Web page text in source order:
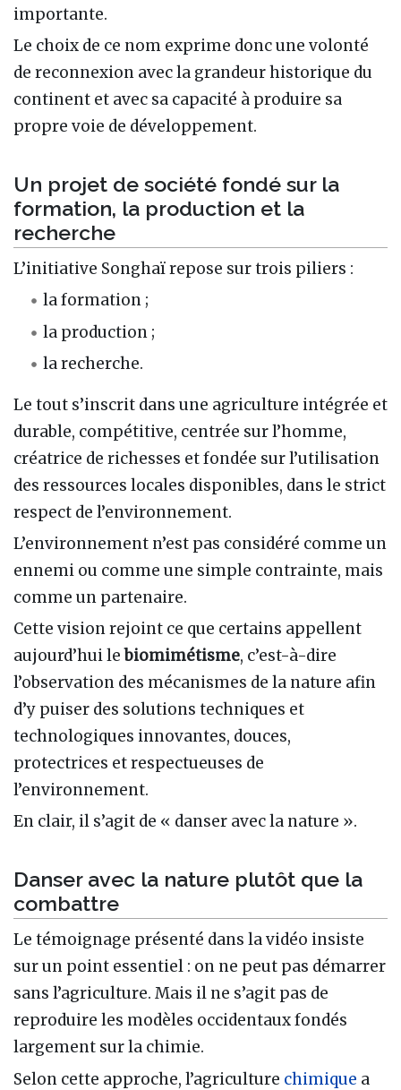
importante.
Le choix de ce nom exprime donc une volonté
de reconnexion avec la grandeur historique du
continent et avec sa capacité à produire sa
propre voie de développement.
Un projet de société fondé sur la
formation, la production et la
recherche
L’initiative Songhaï repose sur trois piliers :
la formation ;
la production ;
la recherche.
Le tout s’inscrit dans une agriculture intégrée et
durable, compétitive, centrée sur l’homme,
créatrice de richesses et fondée sur l’utilisation
des ressources locales disponibles, dans le strict
respect de l’environnement.
L’environnement n’est pas considéré comme un
ennemi ou comme une simple contrainte, mais
comme un partenaire.
Cette vision rejoint ce que certains appellent
aujourd’hui lebiomimétisme, c’est-à-dire
l’observation des mécanismes de la nature afin
d’y puiser des solutions techniques et
technologiques innovantes, douces,
protectrices et respectueuses de
l’environnement.
En clair, il s’agit de « danser avec la nature ».
Danser avec la nature plutôt que la
combattre
Le témoignage présenté dans la vidéo insiste
sur un point essentiel : on ne peut pas démarrer
sans l’agriculture. Mais il ne s’agit pas de
reproduire les modèles occidentaux fondés
largement sur la chimie.
Selon cette approche, l’agriculture chimique a